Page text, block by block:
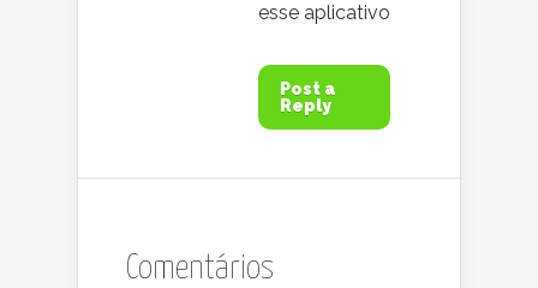
esse aplicativo
Post a
Reply
Comentários